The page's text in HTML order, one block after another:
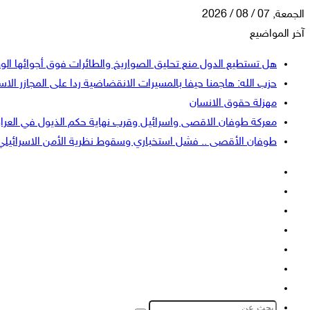
الجمعة, 07 / 08 / 2026
آخر المواضيع
هل تستطيع الدول منع تحليق الصواريخ والطائرات فوق أجوائها
حزب الله: هاجمنا حيفا بالمسيرات الانقضاضية ردا على المجازر
مهزلة حقوق الانسان
معركة طوفان الاقصى واسرائيل وقرب نهاية حكم الذيول في
طوفان الأقصى .. فشل استخباري وسقوط نظرية الأمن